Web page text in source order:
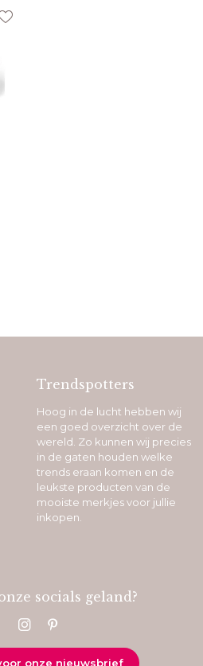
Trendspotters
Hoog in de lucht hebben wij
een goed overzicht over de
wereld. Zo kunnen wij precies
in de gaten houden welke
trends eraan komen en de
leukste producten van de
mooiste merkjes voor jullie
inkopen.
socials geland?
onze nieuwsbrief